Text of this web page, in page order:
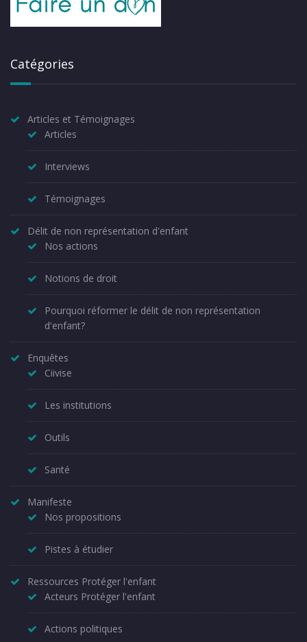
Catégories
Articles et Témoignages
Articles
Interviews
Témoignages
Délit de non représentation d'enfant
Nos actions
Notions de droit
Pourquoi réformer le délit de non représentation
d'enfant?
Enquêtes
Ciivise
Les institutions
Outils
Santé
Manifeste
Nos propositions
Pistes à étudier
Ressources Protéger l'enfant
Acteurs Protéger l'enfant
Actions politiques